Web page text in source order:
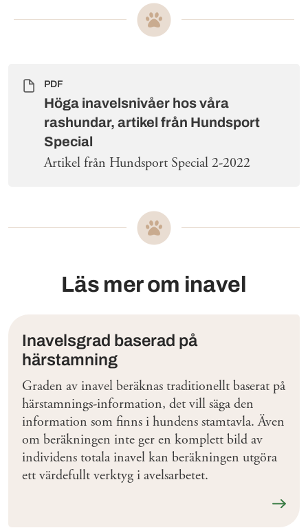
PDF
Höga inavelsnivåer hos våra
rashundar, artikel från Hundsport
Special
Artikel från Hundsport Special 2-2022
Läs mer om inavel
Inavelsgrad baserad på
härstamning
Graden av inavel beräknas traditionellt baserat på
härstamnings-information, det vill säga den
information som finns i hundens stamtavla. Även
om beräkningen inte ger en komplett bild av
individens totala inavel kan beräkningen utgöra
ett värdefullt verktyg i avelsarbetet.
Läs